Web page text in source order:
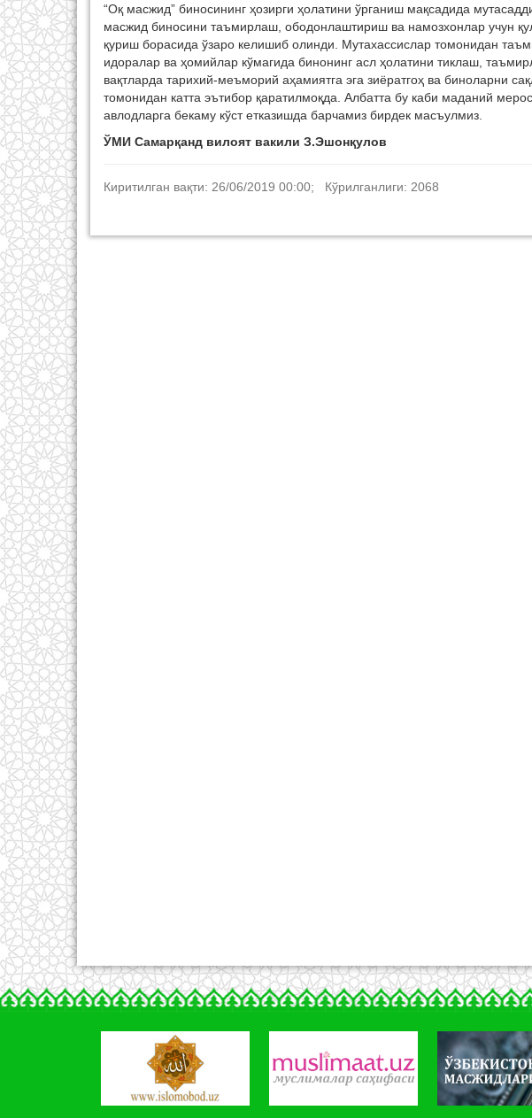
“Оқ масжид” биносининг ҳозирги ҳолатини ўрганиш мақсадида
масжид биносини таъмирлаш, ободонлаштириш ва намозхонлар учун
қуриш борасида ўзаро келишиб олинди. Мутахассислар томонидан
идоралар ва ҳомийлар кўмагида бинонинг асл ҳолатини тиклаш,
вақтларда тарихий-меъморий аҳамиятга эга зиёратгоҳ ва биноларни
томонидан катта эътибор қаратилмоқда. Албатта бу каби маданий
авлодларга бекаму кўст етказишда барчамиз бирдек масъулмиз.
ЎМИ Самарқанд вилоят вакили З.Эшонқулов
Киритилган вақти: 26/06/2019 00:00; Кўрилганлиги: 2068